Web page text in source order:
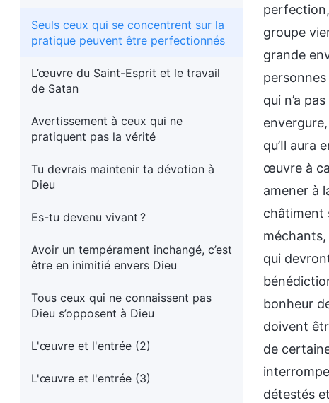
Seuls ceux qui se concentrent sur la
pratique peuvent être perfectionnés
L’œuvre du Saint-Esprit et le travail
de Satan
Avertissement à ceux qui ne
pratiquent pas la vérité
Tu devrais maintenir ta dévotion à
Dieu
Es-tu devenu vivant ?
Avoir un tempérament inchangé, c’est
être en inimitié envers Dieu
Tous ceux qui ne connaissent pas
Dieu s’opposent à Dieu
L'œuvre et l'entrée (2)
L'œuvre et l'entrée (3)
groupe
grande
qui n’a
qu’Il aura
œuvre à
amener à
châtiment
qui
bonheur
doivent
de
détestés